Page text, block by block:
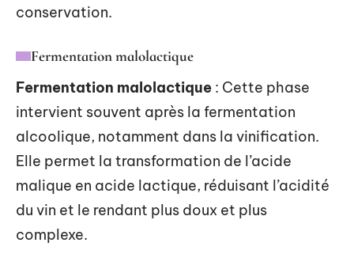
conservation.
Fermentation malolactique
Fermentation malolactique : Cette phase
intervient souvent après la fermentation
alcoolique, notamment dans la vinification.
Elle permet la transformation de l’acide
malique en acide lactique, réduisant l’acidité
du vin et le rendant plus doux et plus
complexe.